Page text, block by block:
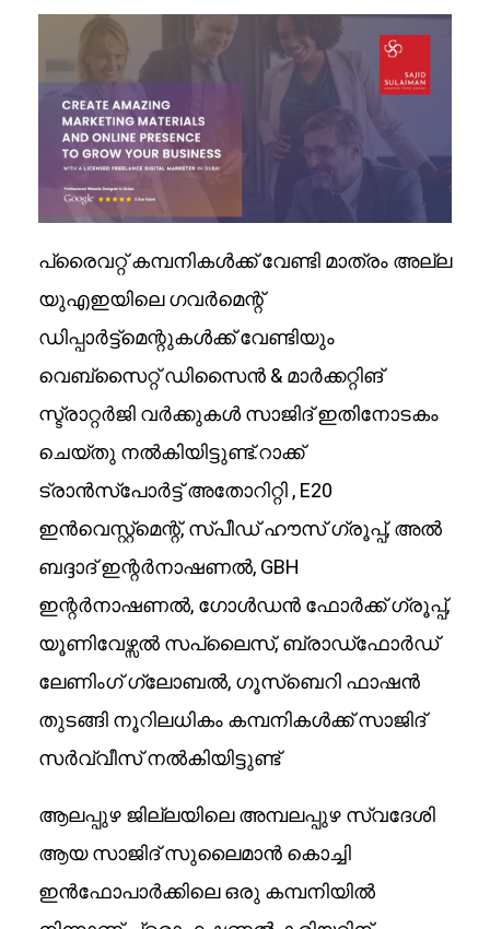
പ്രൈവറ്റ് കമ്പനികൾക്ക് വേണ്ടി മാത്രം അല്ല
യുഎഇയിലെ ഗവർമെന്റ്
ഡിപ്പാർട്ട്മെന്റുകൾക്ക് വേണ്ടിയും
വെബ്‌സൈറ്റ് ഡിസൈൻ & മാർക്കറ്റിങ്
സ്ട്രാറ്റർജി വർക്കുകൾ സാജിദ് ഇതിനോടകം
ചെയ്തു നൽകിയിട്ടുണ്ട്.റാക്ക്
ട്രാൻസ്‌പോർട്ട് അതോറിറ്റി , E20
ഇൻവെസ്റ്റ്മെന്റ്, സ്പീഡ് ഹൗസ് ഗ്രൂപ്പ്, അൽ
ബദ്ദാദ് ഇന്റർനാഷണൽ, GBH
ഇന്റർനാഷണൽ, ഗോൾഡൻ ഫോർക്ക് ഗ്രൂപ്പ്,
യൂണിവേഴ്സൽ സപ്ലൈസ്, ബ്രാഡ്‌ഫോർഡ്
ലേണിംഗ് ഗ്ലോബൽ, ഗൂസ്ബെറി ഫാഷൻ
തുടങ്ങി നൂറിലധികം കമ്പനികൾക്ക് സാജിദ്
സർവ്വീസ് നൽകിയിട്ടുണ്ട്
ആലപ്പുഴ ജില്ലയിലെ അമ്പലപ്പുഴ സ്വദേശി
ആയ സാജിദ് സുലൈമാൻ കൊച്ചി
ഇൻഫോപാർക്കിലെ ഒരു കമ്പനിയിൽ